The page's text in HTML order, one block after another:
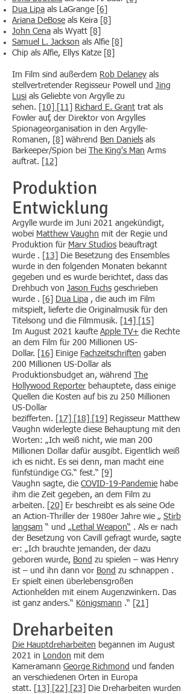
Dua Lipa als LaGrange
[6]
Ariana DeBose als Keira
[8]
John Cena als Wyatt
[8]
Samuel L. Jackson als Alfie
[8]
Chip als Alfie, Ellys Katze
[8]
Im Film sind außerdem Rob Delaney als
stellvertretender Regisseur Powell und Jing
Lusi als Geliebte von Argylle zu
sehen.
[10] [11] Richard E. Grant trat als
Fowler auf, der Direktor von Argylles
Spionageorganisation in den Argylle-
Romanen,
[8] während Ben Daniels als
Barkeeper/Spion bei
The King's Man Arms
auftrat.
[12]
Produktion
Entwicklung
Argylle wurde im Juni 2021 angekündigt,
wobei Matthew Vaughn mit der Regie und
Produktion für Marv Studios beauftragt
wurde .
[13]
Die Besetzung des Ensembles
wurde in den folgenden Monaten bekannt
gegeben und es wurde berichtet, dass das
Drehbuch von Jason Fuchs geschrieben
wurde .
[6] Dua Lipa , die auch im Film
mitspielt, lieferte die Originalmusik für den
Titelsong und die Filmmusik.
[14]
[15]
Im August 2021 kaufte Apple TV+ die Rechte
an dem Film für 200 Millionen US-
Dollar.
[16] Einige Fachzeitschriften gaben
200 Millionen US-Dollar als
Produktionsbudget an, während
The
Hollywood Reporter behauptete, dass einige
Quellen die Kosten auf bis zu 250 Millionen
US-Dollar
bezifferten.
[17] [18] [19]
Regisseur Matthew
Vaughn widerlegte diese Behauptung mit den
Worten: „Ich weiß nicht, wie man 200
Millionen Dollar dafür ausgibt. Eigentlich weiß
ich es nicht. Es sei denn, man macht eine
fünfstündige CG.“ fest.“
[9]
Vaughn sagte, die COVID-19-Pandemie habe
ihm die Zeit gegeben, an dem Film zu
arbeiten.
[20]
Er beschreibt es als seine Ode
an Action-Thriller der 1980er Jahre wie „ Stirb
langsam “ und „Lethal Weapon“ . Als er nach
der Besetzung von Cavill gefragt wurde, sagte
er: „Ich brauchte jemanden, der dazu
geboren wurde, Bond zu spielen – was Henry
ist – und ihn dann vor Bond zu schnappen .
Er spielt einen überlebensgroßen
Actionhelden mit einem Augenzwinkern. Das
ist ganz anders.“ Königsmann .“ [21]
Dreharbeiten
Die Hauptdreharbeiten begannen im August
2021 in London mit dem
Kameramann George Richmond und fanden
an verschiedenen Orten in Europa
statt.
[13] [22] [23]
Die Dreharbeiten wurden